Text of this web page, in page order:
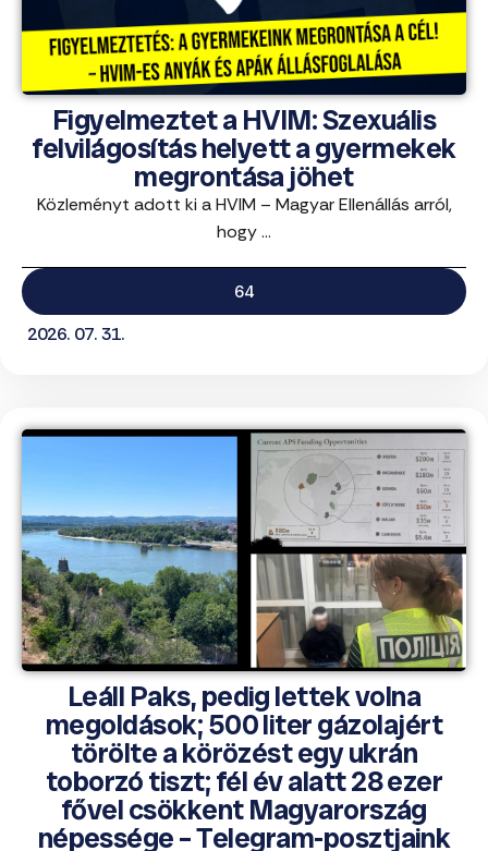
Figyelmeztet a HVIM: Szexuális
felvilágosítás helyett a gyermekek
megrontása jöhet
Közleményt adott ki a HVIM – Magyar Ellenállás arról,
hogy ...
64
2026. 07. 31.
Leáll Paks, pedig lettek volna
megoldások; 500 liter gázolajért
törölte a körözést egy ukrán
toborzó tiszt; fél év alatt 28 ezer
fővel csökkent Magyarország
népessége – Telegram-posztjaink